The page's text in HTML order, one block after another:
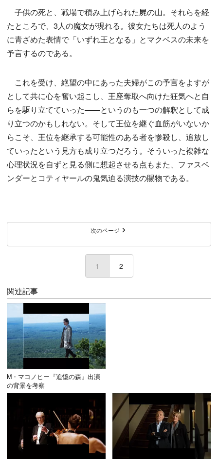
子供の死と、戦場で積み上げられた屍の山。それらを経
たところで、3人の魔女が現れる。彼女たちは死人のよう
に青ざめた表情で「いずれ王となる」とマクベスの未来を
予言するのである。
これを受け、絶望の中にあった夫婦がこの予言をよすが
として共に心を奮い起こし、王座奪取へ向けた狂気へと自
らを駆り立てていった——というのも一つの解釈として成
り立つのかもしれない。そして王位を継ぐ血筋がいないか
らこそ、王位を継承する可能性のある者を惨殺し、追放し
ていったという見方も成り立つだろう。そういった複雑な
心理状況を自ずと見る側に想起させる点もまた、ファスベ
ンダーとコティヤールの鬼気迫る演技の賜物である。
次のページ
1 (current)
2
関連記事
M・マコノヒー『追憶の森』出演
の背景を考察